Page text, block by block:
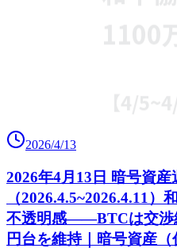
2026/4/13
2026年4月13日 暗号資産
（2026.4.5~2026.4.11
不透明感――BTCは交渉
円台を維持｜暗号資産